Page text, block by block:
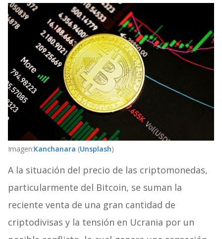
Imagen:Kanchanara (Unsplash)
A la situación del precio de las criptomonedas,
particularmente del Bitcoin, se suman la
reciente venta de una gran cantidad de
criptodivisas y la tensión en Ucrania por un